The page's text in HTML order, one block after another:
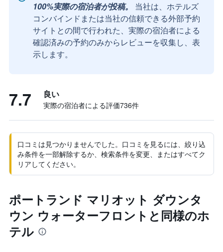
100%実際の宿泊者が投稿。
当社は、ホテルズ
コンバインドまたは当社の信頼できる外部予約
サイトとの間で行われた、実際の宿泊者による
確認済みの予約のみからレビューを収集し、表
示します。
7.7 良い
実際の宿泊者による評価736​件
口コミは見つかりませんでした。口コミを見るには、絞り込
み条件を一部解除するか、検索条件を変更、またはすべてク
リアしてください。
ポートランド マリオット ダウンタ
ウン ウォーターフロントと同様のホ
テル